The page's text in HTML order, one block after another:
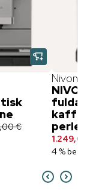
€
Nivona
NIVO
4 %